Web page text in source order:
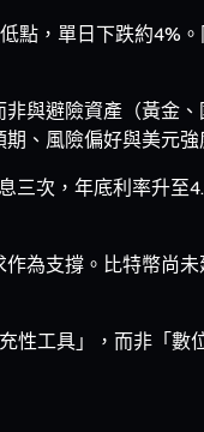
，單日下跌約4%
與避險資產（黃金
、風險偏好與美元強
三次，年底利率升至
作為支撐。比特幣尚
性工具」，而非「數